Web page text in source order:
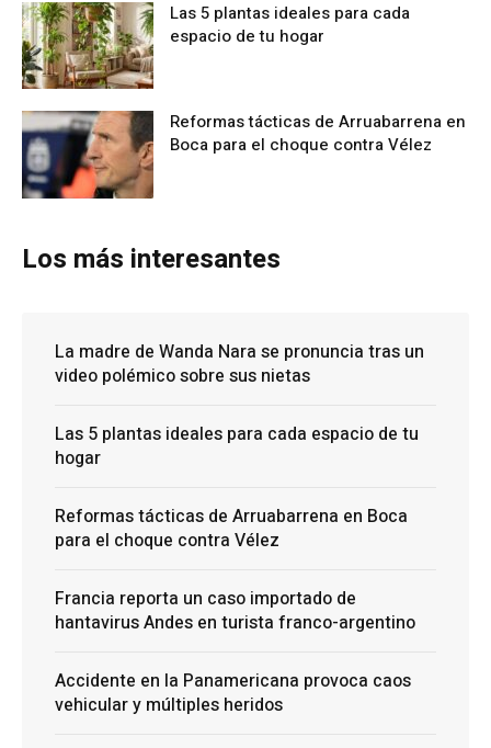
Las 5 plantas ideales para cada
espacio de tu hogar
Reformas tácticas de Arruabarrena en
Boca para el choque contra Vélez
Los más interesantes
La madre de Wanda Nara se pronuncia tras un
video polémico sobre sus nietas
Las 5 plantas ideales para cada espacio de tu
hogar
Reformas tácticas de Arruabarrena en Boca
para el choque contra Vélez
Francia reporta un caso importado de
hantavirus Andes en turista franco-argentino
Accidente en la Panamericana provoca caos
vehicular y múltiples heridos